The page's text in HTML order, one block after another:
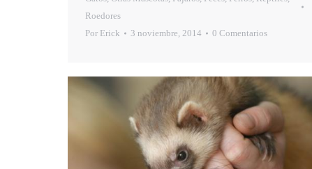
Roedores
Por Erick 3 noviembre, 2014 0 Comentarios